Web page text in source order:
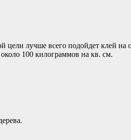
цели лучше всего подойдет клей
100 килограммов на кв. см.